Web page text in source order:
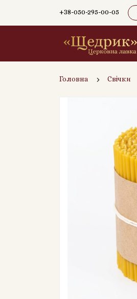
+38-050-295-00-05
Головна Свічки